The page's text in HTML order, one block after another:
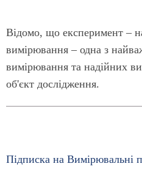
Відомо, що експеримент –
вимірювання – одна з
вимірювання та надійних
об'єкт дослідження.
Підписка на Вимірювальні